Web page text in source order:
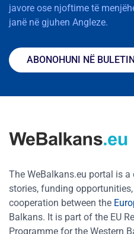
javore ose njoftime të
janë në gjuhen Angleze.
ABONOHUNI NË
The WeBalkans.eu portal is
stories, funding
cooperation between the
Balkans. It is part of the EU
Programme for the Western